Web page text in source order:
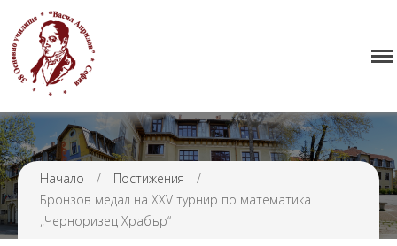
Нормативна уредба
Прием
Проекти и дейности
Седмично разписание
Начало / Постижения
/
Бронзов медал на XXV турнир по математика
„Черноризец Храбър“